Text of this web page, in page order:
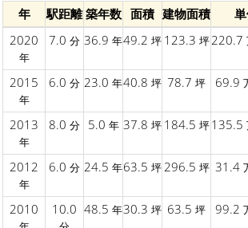
年 駅距離 築年数 面積 建物面積
2020
年
7.0 分 36.9 年49.2 坪 123.3 坪220.7
2015
年
6.0 分 23.0 年40.8 坪 78.7 坪 69.9
2013
年
8.0 分 5.0 年 37.8 坪 184.5 坪135.5
2012
年
6.0 分 24.5 年63.5 坪296.5 坪 31.4
2010 10.0 48.5 年30.3 坪 63.5 坪 99.2